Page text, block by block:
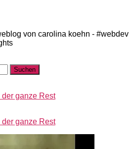
von carolina koehn - #webdev
ganze Rest
ganze Rest